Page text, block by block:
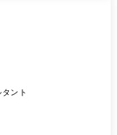
ント